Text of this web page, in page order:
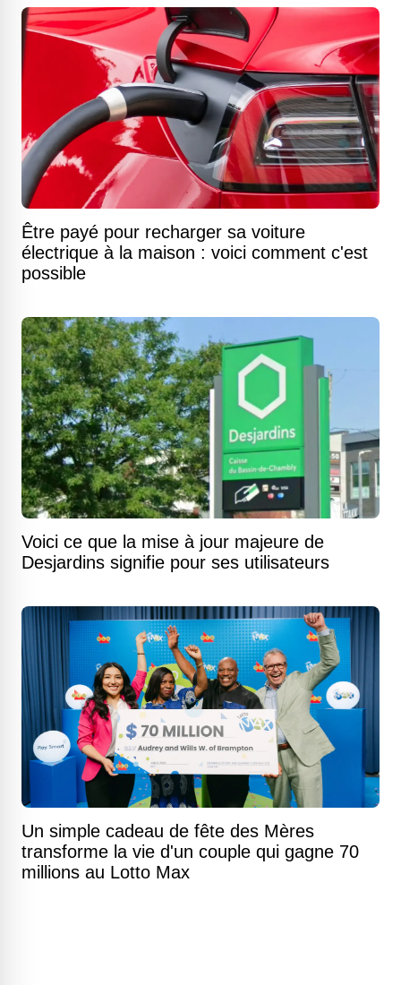
Être payé pour recharger sa voiture
électrique à la maison : voici comment c'est
possible
Voici ce que la mise à jour majeure de
Desjardins signifie pour ses utilisateurs
Un simple cadeau de fête des Mères
transforme la vie d'un couple qui gagne 70
millions au Lotto Max